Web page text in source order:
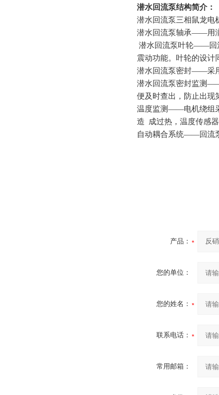
潜水回流泵结构简介：
潜水回流泵三相鼠龙电
潜水回流泵轴承——用润
潜水回流泵叶轮——回
震动功能。叶轮的设计
潜水回流泵密封——采
潜水回流泵密封监测——
便及时查出，防止出
温度监测——电机绕组
造 成过热，温度传感
自动耦合系统——回流
产品：
您的单位：
您的姓名：
联系电话：
常用邮箱：